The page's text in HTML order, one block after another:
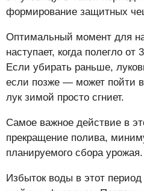
формирование защитных
Оптимальный момент для
наступает, когда полегло
Если убирать раньше,
если позже — может пойти
лук зимой просто сгниет.
Самое важное действие в
прекращение полива,
планируемого сбора урожая.
Избыток воды в этот период